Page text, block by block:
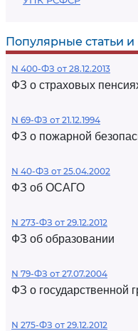
Популярные статьи
N 400-ФЗ от 28.12.2013
ФЗ о страховых
N 69-ФЗ от 21.12.1994
ФЗ о пожарной
N 40-ФЗ от 25.04.2002
ФЗ об ОСАГО
N 273-ФЗ от 29.12.2012
ФЗ об образовании
N 79-ФЗ от 27.07.2004
ФЗ о государственной
N 275-ФЗ от 29.12.2012